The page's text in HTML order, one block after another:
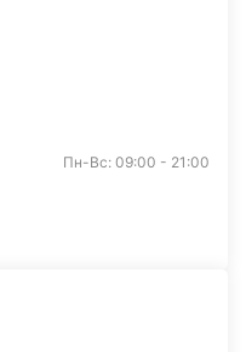
Пн-Вс: 09:00 - 21:00